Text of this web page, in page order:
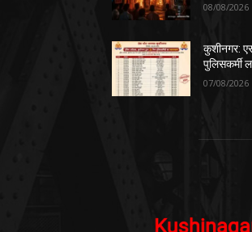
08/08/2026
कुशीनगर:
पुलिसकर्मी
07/08/2026